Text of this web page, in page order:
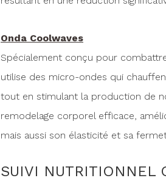
Onda Coolwaves
Spécialement conçu pour
utilise des micro-ondes qui
tout en stimulant la production de
remodelage corporel efficace,
mais aussi son élasticité et sa
SUIVI NUTRITIONNEL